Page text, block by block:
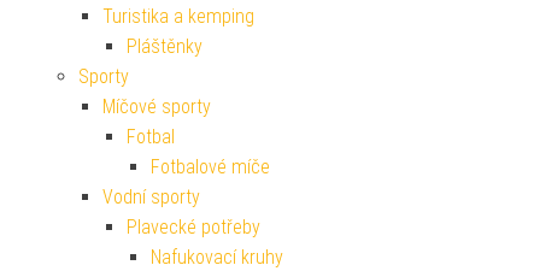
Turistika a kemping
Pláštěnky
Sporty
Míčové sporty
Fotbal
Fotbalové míče
Vodní sporty
Plavecké potřeby
Nafukovací kruhy